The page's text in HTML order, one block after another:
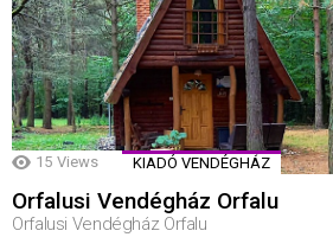
15 Views KIADÓ VENDÉGHÁZ
Orfalusi Vendégház Orfalu
Orfalusi Vendégház Orfalu